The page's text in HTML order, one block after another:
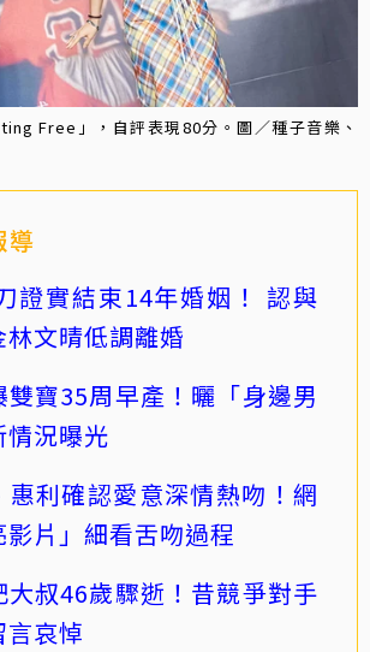
Free」，自評表現80分。圖／種子音樂、
導
證實結束14年婚姻！ 認與
林文晴低調離婚
雙寶35周早產！曬「身邊男
情況曝光
惠利確認愛意深情熱吻！網
片」細看舌吻過程
大叔46歲驟逝！昔競爭對手
哀悼